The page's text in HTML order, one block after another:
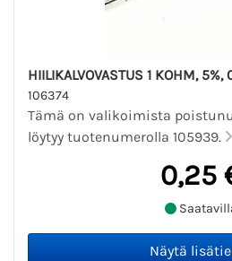
HIILIKALVOVASTUS 1 KOHM,
106374
Tämä on valikoimista
löytyy tuotenumerolla 105939.
0,25